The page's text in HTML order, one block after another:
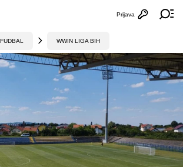
Otvori
Prijava
FUDBAL WWIN LIGA BIH